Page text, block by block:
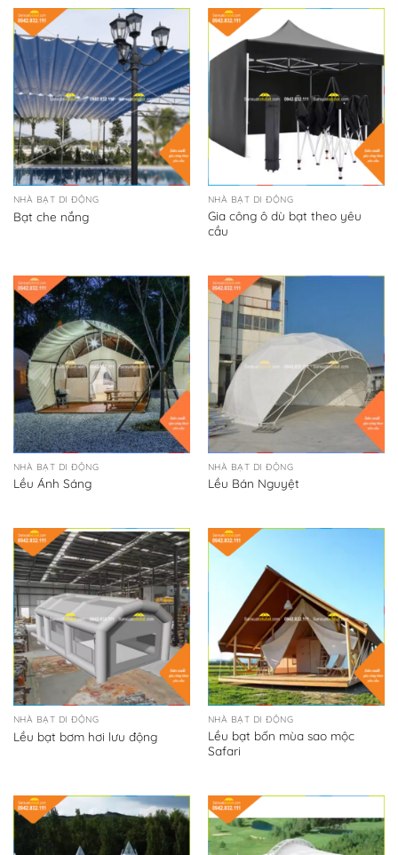
NHÀ BẠT DI ĐỘNG
Bạt che nắng
NHÀ BẠT DI ĐỘNG
Gia công ô dù bạt theo yêu
cầu
NHÀ BẠT DI ĐỘNG
Lều Ánh Sáng
NHÀ BẠT DI ĐỘNG
Lều Bán Nguyệt
NHÀ BẠT DI ĐỘNG
Lều bạt bơm hơi lưu động
NHÀ BẠT DI ĐỘNG
Lều bạt bốn mùa sao mộc
Safari